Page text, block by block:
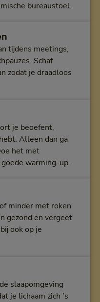
bureaustoel.
tijdens meetings,
Schaf
zodat je draadloos
je beoefent,
Alleen dan ga
het met
warming-up.
minder met roken
gezond en vergeet
ook op je
slaapomgeving
je lichaam zich ’s